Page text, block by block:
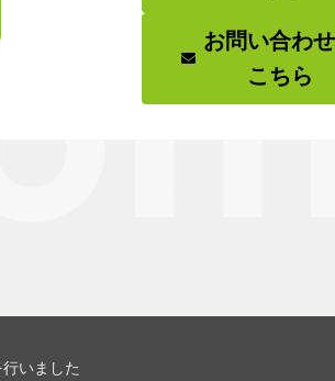
お問い合わ
こちら
いました